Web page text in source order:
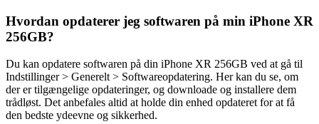
Hvordan opdaterer jeg softwaren på min iPhone XR
256GB?
Du kan opdatere softwaren på din iPhone XR 256GB ved at gå til
Indstillinger > Generelt > Softwareopdatering. Her kan du se, om
der er tilgængelige opdateringer, og downloade og installere dem
trådløst. Det anbefales altid at holde din enhed opdateret for at få
den bedste ydeevne og sikkerhed.